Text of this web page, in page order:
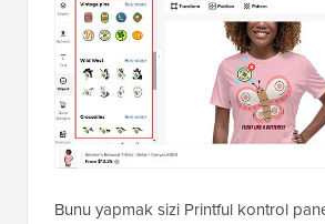
Bunu yapmak sizi Printful kontrol